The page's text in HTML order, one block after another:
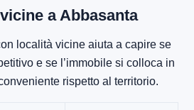
a Abbasanta
località vicine aiuta a capire se
e se l’immobile si colloca in
rispetto al territorio.